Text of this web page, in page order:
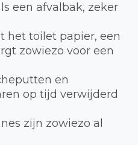
een afvalbak, zeker
het toilet papier, een
zowiezo voor een
en
op tijd verwijderd
zijn zowiezo al